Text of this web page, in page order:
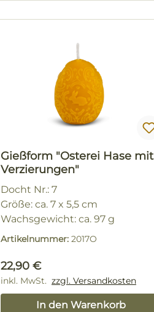
Gießform "Osterei Hase mit
Verzierungen"
Docht Nr.: 7
Größe: ca. 7 x 5,5 cm
Wachsgewicht: ca. 97 g
Artikelnummer: 2017O
Regulärer Preis:
22,90 €
inkl. MwSt. zzgl. Versandkosten
In den Warenkorb